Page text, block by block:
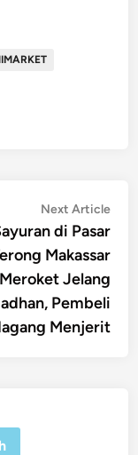
Next Article
di Pasar
Makassar
Meroket Jelang
Pembeli
Menjerit